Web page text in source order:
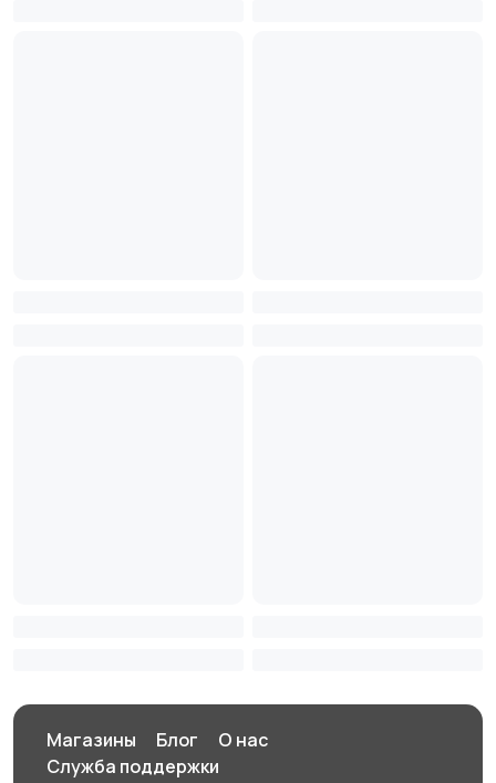
Магазины Блог
О нас
Служба поддержки